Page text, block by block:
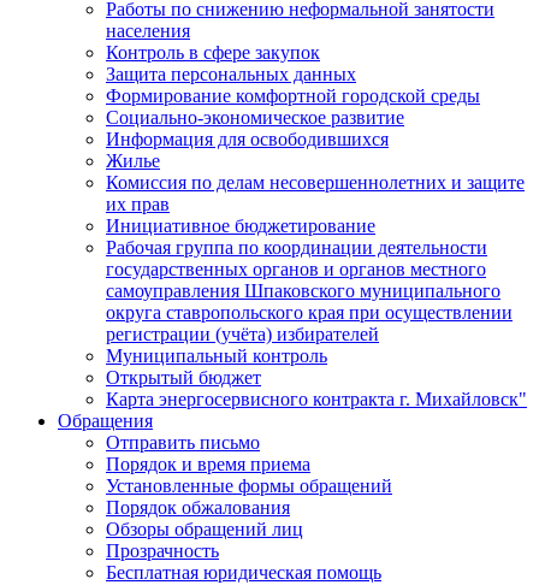
Работы по снижению неформальной занятости
населения
Контроль в сфере закупок
Защита персональных данных
Формирование комфортной городской среды
Социально-экономическое развитие
Информация для освободившихся
Жилье
Комиссия по делам несовершеннолетних и защите
их прав
Инициативное бюджетирование
Рабочая группа по координации деятельности
государственных органов и органов местного
самоуправления Шпаковского муниципального
округа ставропольского края при осуществлении
регистрации (учёта) избирателей
Муниципальный контроль
Открытый бюджет
Карта энергосервисного контракта г. Михайловск"
Обращения
Отправить письмо
Порядок и время приема
Установленные формы обращений
Порядок обжалования
Обзоры обращений лиц
Прозрачность
Бесплатная юридическая помощь